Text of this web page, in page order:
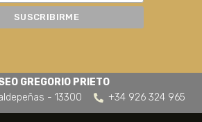
GREGORIO PRIETO
- 13300
+34 926 324 965